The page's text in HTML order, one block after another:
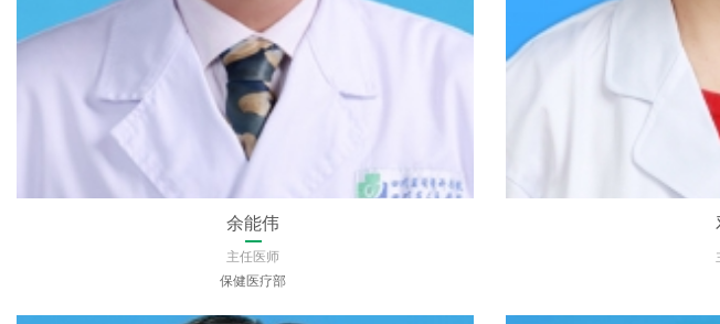
王晓梅
主任医师
急诊医学科（急救中心）
皮肤病